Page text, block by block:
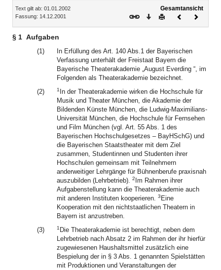
Inhalt
Text gilt ab: 01.01.2002
Fassung: 14.12.2001
Gesamtansicht
Download
DruckenVorheriges
§ 1 Aufgaben
(1)
In Erfüllung des Art. 140 Abs.1 der Bayerischen
Verfassung unterhält der Freistaat Bayern die
Bayerische Theaterakademie „August Everding “, im
Folgenden als Theaterakademie bezeichnet.
(2)
1 In der Theaterakademie wirken die Hochschule für
Musik und Theater München, die Akademie der
Bildenden Künste München, die Ludwig-Maximilians-
Universität München, die Hochschule für Fernsehen
und Film München (vgl. Art. 55 Abs. 1 des
Bayerischen Hochschulgesetzes – BayHSchG) und
die Bayerischen Staatstheater mit dem Ziel
zusammen, Studentinnen und Studenten ihrer
Hochschulen gemeinsam mit Teilnehmern
anderweitiger Lehrgänge für Bühnenberufe praxisnah
auszubilden (Lehrbetrieb). 2 Im Rahmen ihrer
Aufgabenstellung kann die Theaterakademie auch
mit anderen Instituten kooperieren. 3 Eine
Kooperation mit den nichtstaatlichen Theatern in
Bayern ist anzustreben.
(3)
1 Die Theaterakademie ist berechtigt, neben dem
Lehrbetrieb nach Absatz 2 im Rahmen der ihr hierfür
zugewiesenen Haushaltsmittel zusätzlich eine
Bespielung der in § 3 Abs. 1 genannten Spielstätten
mit Produktionen und Veranstaltungen der